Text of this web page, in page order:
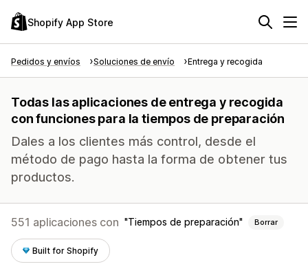
Shopify App Store
Pedidos y envíos Soluciones de envío Entrega y recogida
Todas las aplicaciones de entrega y recogida
con funciones para la tiempos de preparación
Dales a los clientes más control, desde el
método de pago hasta la forma de obtener tus
productos.
551 aplicaciones con Tiempos de preparación Borrar
Built for Shopify